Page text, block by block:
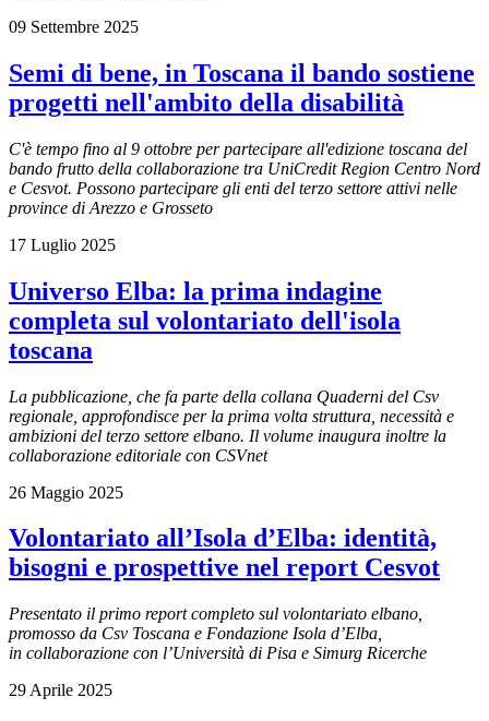
09 Settembre 2025
Semi di bene, in Toscana il bando sostiene
progetti nell'ambito della disabilità
C'è tempo fino al 9 ottobre per partecipare all'edizione toscana del
bando frutto della collaborazione tra UniCredit Region Centro Nord
e Cesvot. Possono partecipare gli enti del terzo settore attivi nelle
province di Arezzo e Grosseto
17 Luglio 2025
Universo Elba: la prima indagine
completa sul volontariato dell'isola
toscana
La pubblicazione, che fa parte della collana Quaderni del Csv
regionale, approfondisce per la prima volta struttura, necessità e
ambizioni del terzo settore elbano. Il volume inaugura inoltre la
collaborazione editoriale con CSVnet
26 Maggio 2025
Volontariato all’Isola d’Elba: identità,
bisogni e prospettive nel report Cesvot
Presentato il primo report completo sul volontariato elbano,
promosso da Csv Toscana e Fondazione Isola d’Elba,
in collaborazione con l’Università di Pisa e Simurg Ricerche
29 Aprile 2025